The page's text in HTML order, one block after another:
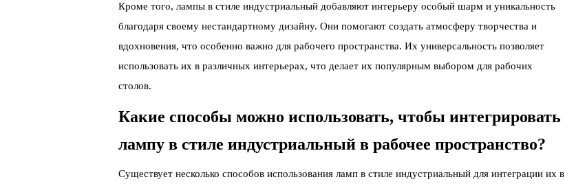
Кроме того, лампы в стиле индустриальный добавляют интерьеру особый шарм и уникальность
благодаря своему нестандартному дизайну. Они помогают создать атмосферу творчества и
вдохновения, что особенно важно для рабочего пространства. Их универсальность позволяет
использовать их в различных интерьерах, что делает их популярным выбором для рабочих
столов.
Какие способы можно использовать, чтобы интегрировать
лампу в стиле индустриальный в рабочее пространство?
Существует несколько способов использования ламп в стиле индустриальный для интеграции их в